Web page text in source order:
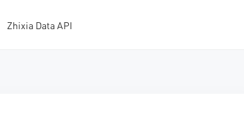
Zhixia Data API